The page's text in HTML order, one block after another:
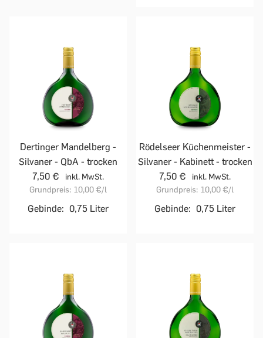
Dertinger Mandelberg -
Silvaner - QbA - trocken
7,50 €
inkl. MwSt.
Grundpreis: 10,00 €/l
Gebinde: 0,75 Liter
Rödelseer Küchenmeister -
Silvaner - Kabinett - trocken
7,50 €
inkl. MwSt.
Grundpreis: 10,00 €/l
Gebinde: 0,75 Liter